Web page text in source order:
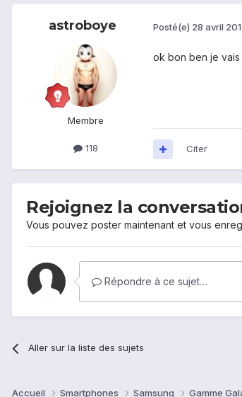
astroboye
Membre
118
Posté(e) 28 avril
ok bon ben je vais
Citer
Rejoignez la
Vous pouvez poster maintenant et vous
Répondre à ce sujet…
Aller sur la liste des sujets
Accueil Smartphones Samsung Gamme